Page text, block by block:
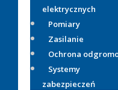
elektrycznych
Pomiary
Zasilanie
Ochrona
Systemy
zabezpieczeń